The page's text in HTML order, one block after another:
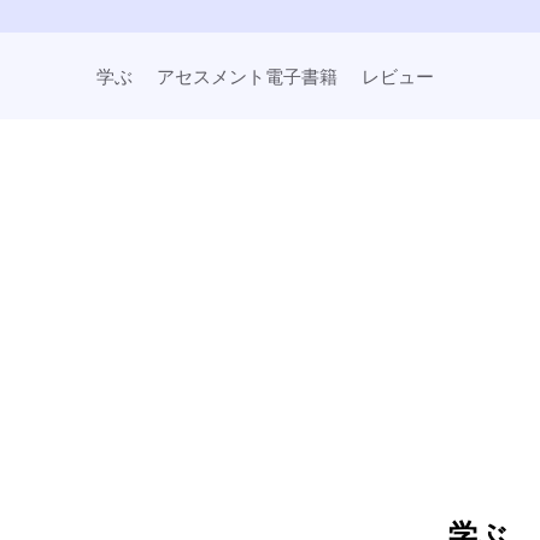
学ぶ アセスメント電子書籍 レビュー